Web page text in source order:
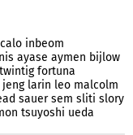
inbeom
ayase aymen bijlow
fortuna
jeng larin leo malcolm
sauer sem sliti slory
tsuyoshi ueda